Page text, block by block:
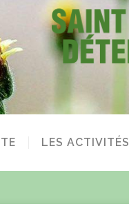
LES ACTIVITÉS